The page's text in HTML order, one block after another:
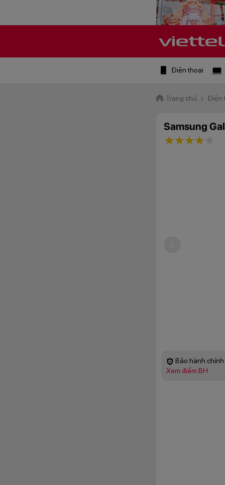
Điện thoại
Trang chủ Điện
Samsung
3 stars
2 stars
1 star
Bảo hành
Xem điểm BH